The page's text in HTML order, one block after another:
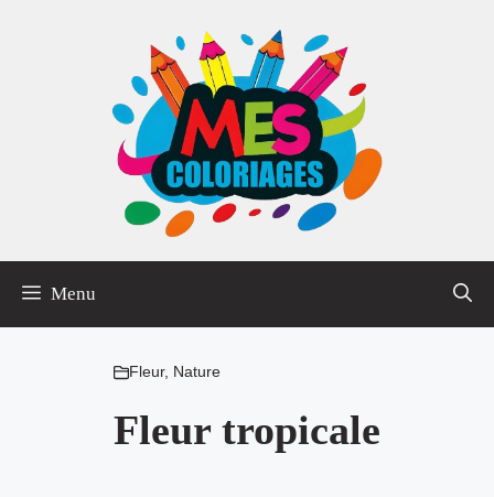
Menu
Fleur, Nature
Fleur tropicale